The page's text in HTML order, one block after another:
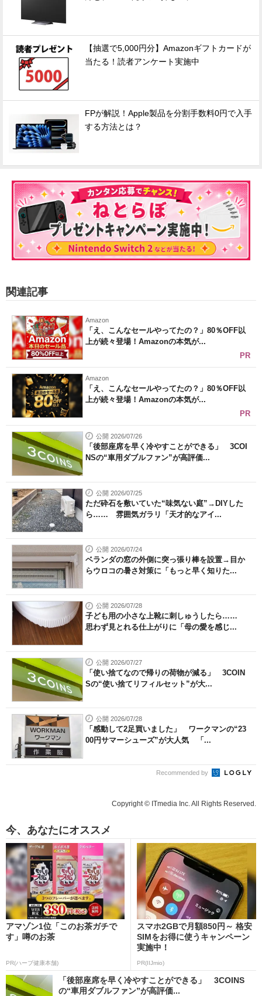
【抽選で5,000円分】Amazonギフトカードが
当たる！読者アンケート実施中
FPが解説！Apple製品を分割手数料0円で入手
する方法とは？
関連記事
Amazon
「え、こんなセールやってたの？」80％OFF以
上が続々登場！Amazonの本気が...
PR
Amazon
「え、こんなセールやってたの？」80％OFF以
上が続々登場！Amazonの本気が...
PR
公開 2026/07/26
「後部座席を早く冷やすことができる」 3COI
NSの“車用ダブルファン”が高評価...
公開 2026/07/25
ただ砕石を敷いていた“味気ない庭”→DIYした
ら…… 雰囲気ガラリ「天才的なアイ...
公開 2026/07/24
ベランダの窓の外側に突っ張り棒を設置→目か
らウロコの暑さ対策に「もっと早く知りた...
公開 2026/07/28
子ども用の小さな上靴に刺しゅうしたら……
思わず見とれる仕上がりに「母の愛を感じ...
公開 2026/07/27
「使い捨てなので帰りの荷物が減る」 3COIN
Sの“使い捨てリフィルセット”が大...
公開 2026/07/28
「感動して2足買いました」 ワークマンの“23
00円サマーシューズ”が大人気 「...
Recommended by
Copyright © ITmedia Inc. All Rights Reserved.
今、あなたにオススメ
アマゾン1位「このお茶ガチで
す」噂のお茶
PR(ハーブ健康本舗)
スマホ2GBで月額850円～ 格安
SIMをお得に使うキャンペーン
実施中！
PR(IIJmio)
「後部座席を早く冷やすことができる」 3COINS
の“車用ダブルファン”が高評価...